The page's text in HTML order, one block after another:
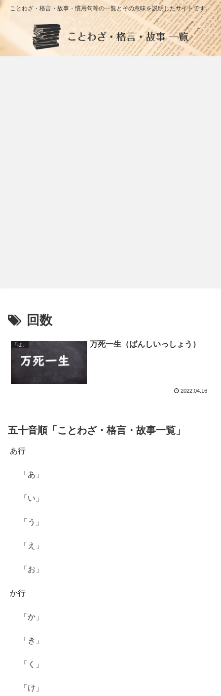
ことわざ・格言・故事・慣用句等の一覧とその意味を説明したサイトです。
回数
「は」 万死一生（ばんしいっしょう）
2022.04.16
五十音順「ことわざ・格言・故事一覧」
あ行
「あ」
「い」
「う」
「え」
「お」
か行
「か」
「き」
「く」
「け」